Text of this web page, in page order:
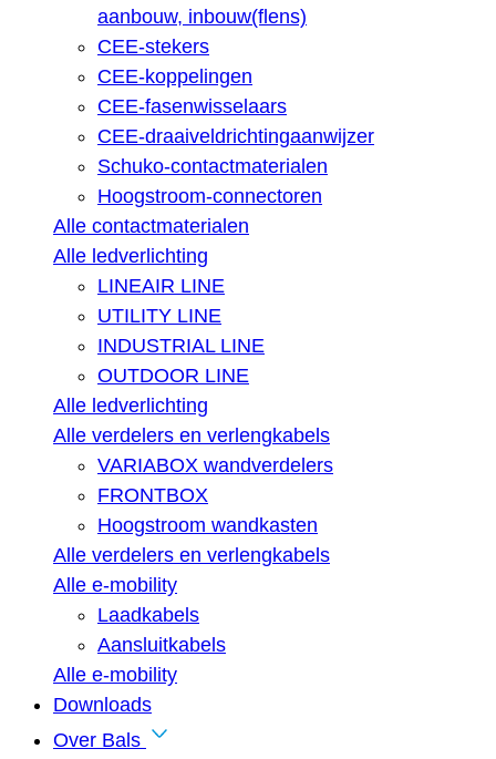
aanbouw, inbouw(flens)
CEE-stekers
CEE-koppelingen
CEE-fasenwisselaars
CEE-draaiveldrichtingaanwijzer
Schuko-contactmaterialen
Hoogstroom-connectoren
Alle contactmaterialen
Alle ledverlichting
LINEAIR LINE
UTILITY LINE
INDUSTRIAL LINE
OUTDOOR LINE
Alle ledverlichting
Alle verdelers en verlengkabels
VARIABOX wandverdelers
FRONTBOX
Hoogstroom wandkasten
Alle verdelers en verlengkabels
Alle e-mobility
Laadkabels
Aansluitkabels
Alle e-mobility
Downloads
Over Bals